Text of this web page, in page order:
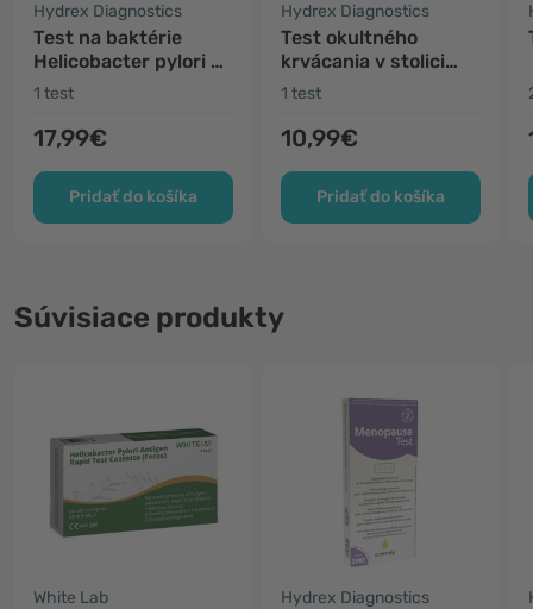
Hydrex Diagnostics
Test na baktérie
Helicobacter pylori –
zo stolice
1 test
17,99€
Pridať do košíka
Hydrex Diagnostics
Test okultného
krvácania v stolici
FOB
1 test
10,99€
Pridať do košíka
Súvisiace produkty
White Lab Hydrex Diagnostics